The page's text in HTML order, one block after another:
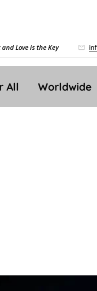
Love is the Key❤️
All ❤️ Worldwide